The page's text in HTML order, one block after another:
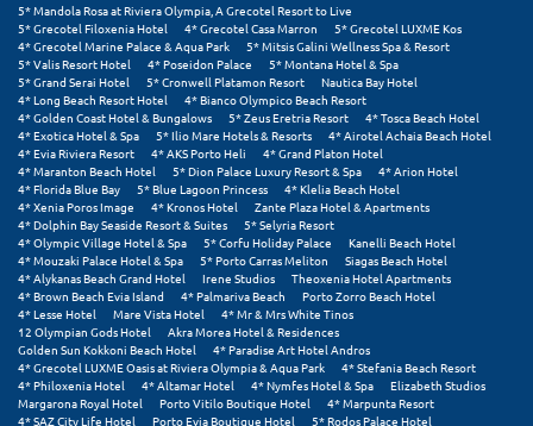
Ο
Ορεινή Αρκαδία
Ορεινή Ναυπακτία
Π
Πάλαιρος
Παξοί
Παραλία Κατερίνης
Παραλία Λιτοχώρου
Παράλιο Άστρος
5* Mandola Rosa at Riviera Olympia, A Grecotel Resort to Live
5* Grecotel Filoxenia Hotel
4* Grecotel Casa Marron
5* Grecotel LUXME Kos
4* Grecotel Marine Palace & Aqua Park
5* Mitsis Galini Wellness Spa & Resort
5* Valis Resort Hotel
4* Poseidon Palace
5* Montana Hotel & Spa
5* Grand Serai Hotel
5* Cronwell Platamon Resort
Nautica Bay Hotel
4* Long Beach Resort Hotel
4* Bianco Olympico Beach Resort
4* Golden Coast Hotel & Bungalows
5* Zeus Eretria Resort
4* Tosca Beach Hotel
4* Exotica Hotel & Spa
5* Ilio Mare Hotels & Resorts
4* Airotel Achaia Beach Hotel
4* Evia Riviera Resort
4* AKS Porto Heli
4* Grand Platon Hotel
4* Maranton Beach Hotel
5* Dion Palace Luxury Resort & Spa
4* Arion Hotel
4* Florida Blue Bay
5* Blue Lagoon Princess
4* Klelia Beach Hotel
4* Xenia Poros Image
4* Kronos Hotel
Zante Plaza Hotel & Apartments
4* Dolphin Bay Seaside Resort & Suites
5* Selyria Resort
4* Olympic Village Hotel & Spa
5* Corfu Holiday Palace
Kanelli Beach Hotel
4* Mouzaki Palace Hotel & Spa
5* Porto Carras Meliton
Siagas Beach Hotel
4* Alykanas Beach Grand Hotel
Irene Studios
Theoxenia Hotel Apartments
4* Brown Beach Evia Island
4* Palmariva Beach
Porto Zorro Beach Hotel
4* Lesse Hotel
Mare Vista Hotel
4* Mr & Mrs White Tinos
12 Olympian Gods Hotel
Akra Morea Hotel & Residences
Golden Sun Kokkoni Beach Hotel
4* Paradise Art Hotel Andros
4* Grecotel LUXME Oasis at Riviera Olympia & Aqua Park
4* Stefania Beach Resort
4* Philoxenia Hotel
4* Altamar Hotel 4* Nymfes Hotel & Spa
Elizabeth Studios
Margarona Royal Hotel
Porto Vitilo Boutique Hotel
4* Marpunta Resort
4* SAZ City Life Hotel
Porto Evia Boutique Hotel
5* Rodos Palace Hotel